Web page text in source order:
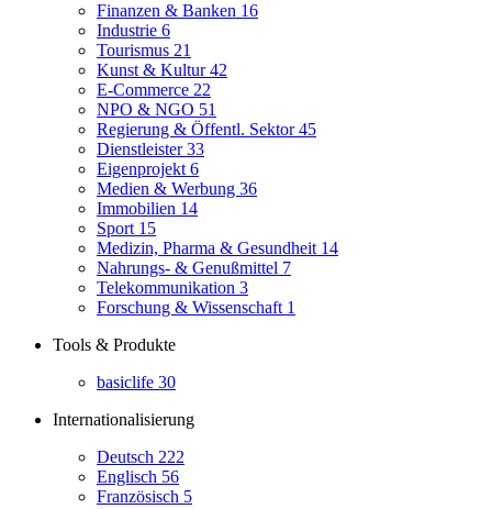
Finanzen & Banken 16
Industrie 6
Tourismus 21
Kunst & Kultur42
E-Commerce 22
NPO & NGO 51
Regierung & Öffentl. Sektor45
Dienstleister33
Eigenprojekt 6
Medien & Werbung 36
Immobilien 14
Sport 15
Medizin, Pharma & Gesundheit 14
Nahrungs- & Genußmittel 7
Telekommunikation 3
Forschung & Wissenschaft 1
Tools & Produkte
basiclife 30
Internationalisierung
Deutsch 222
Englisch 56
Französisch 5